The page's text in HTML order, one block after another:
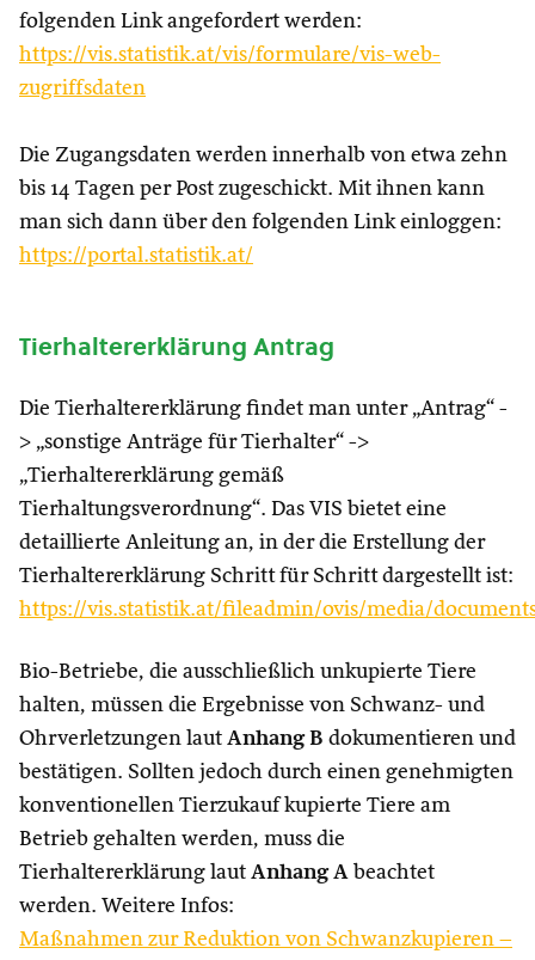
folgenden Link angefordert werden:
https://vis.statistik.at/vis/formulare/vis-web-
zugriffsdaten
Die Zugangsdaten werden innerhalb von etwa zehn
bis 14 Tagen per Post zugeschickt. Mit ihnen kann
man sich dann über den folgenden Link einloggen:
https://portal.statistik.at/
Tierhaltererklärung Antrag
Die Tierhaltererklärung findet man unter „Antrag“ -
> „sonstige Anträge für Tierhalter“ ->
„Tierhaltererklärung gemäß
Tierhaltungsverordnung“. Das VIS bietet eine
detaillierte Anleitung an, in der die Erstellung der
Tierhaltererklärung Schritt für Schritt dargestellt ist:
https://vis.statistik.at/fileadmin/ovis/media/
Bio-Betriebe, die ausschließlich unkupierte Tiere
halten, müssen die Ergebnisse von Schwanz- und
Ohrverletzungen laut Anhang B dokumentieren und
bestätigen. Sollten jedoch durch einen genehmigten
konventionellen Tierzukauf kupierte Tiere am
Betrieb gehalten werden, muss die
Tierhaltererklärung laut Anhang A beachtet
werden. Weitere Infos:
Maßnahmen zur Reduktion von Schwanzkupieren –